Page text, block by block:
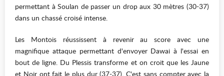
permettant à Soulan de passer un drop aux 30 mètres (30-37)
dans un chassé croisé intense.
Les Montois réussissent à revenir au score avec une
magnifique attaque permettant d'envoyer Dawai à l'essai en
bout de ligne. Du Plessis transforme et on croit que les Jaune
et Noir ont fait le plus dur (37-37). C'est sans compter avec la